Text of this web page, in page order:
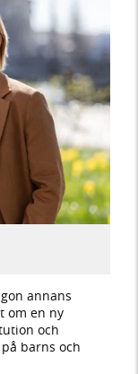
annans
om en ny
och
barns och